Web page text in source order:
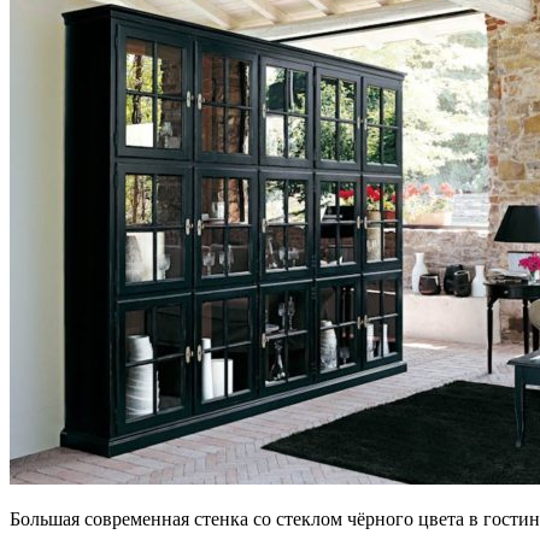
Большая современная стенка со стеклом чёрного цвета в